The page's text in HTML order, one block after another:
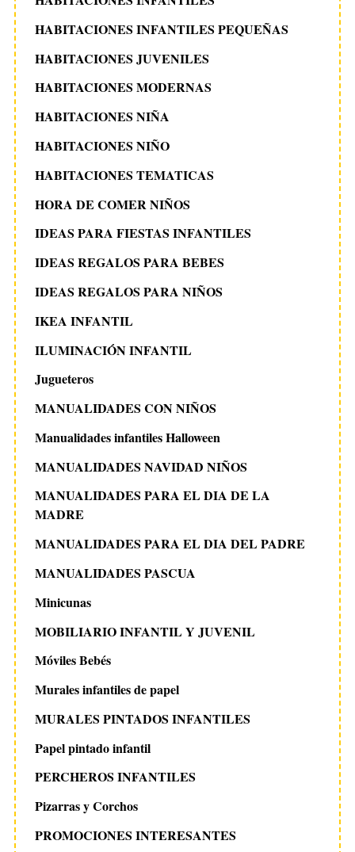
HABITACIONES INFANTILES PEQUEÑAS
HABITACIONES JUVENILES
HABITACIONES MODERNAS
HABITACIONES NIÑA
HABITACIONES NIÑO
HABITACIONES TEMATICAS
HORA DE COMER NIÑOS
IDEAS PARA FIESTAS INFANTILES
IDEAS REGALOS PARA BEBES
IDEAS REGALOS PARA NIÑOS
IKEA INFANTIL
ILUMINACIÓN INFANTIL
Jugueteros
MANUALIDADES CON NIÑOS
Manualidades infantiles Halloween
MANUALIDADES NAVIDAD NIÑOS
MANUALIDADES PARA EL DIA DE LA
MADRE
MANUALIDADES PARA EL DIA DEL PADRE
MANUALIDADES PASCUA
Minicunas
MOBILIARIO INFANTIL Y JUVENIL
Móviles Bebés
Murales infantiles de papel
MURALES PINTADOS INFANTILES
Papel pintado infantil
PERCHEROS INFANTILES
Pizarras y Corchos
PROMOCIONES INTERESANTES